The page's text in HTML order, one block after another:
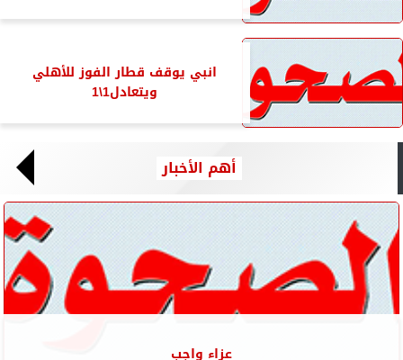
انبي يوقف قطار الفوز للأهلي
ويتعادل1\1
أهم الأخبار
عزاء واجب